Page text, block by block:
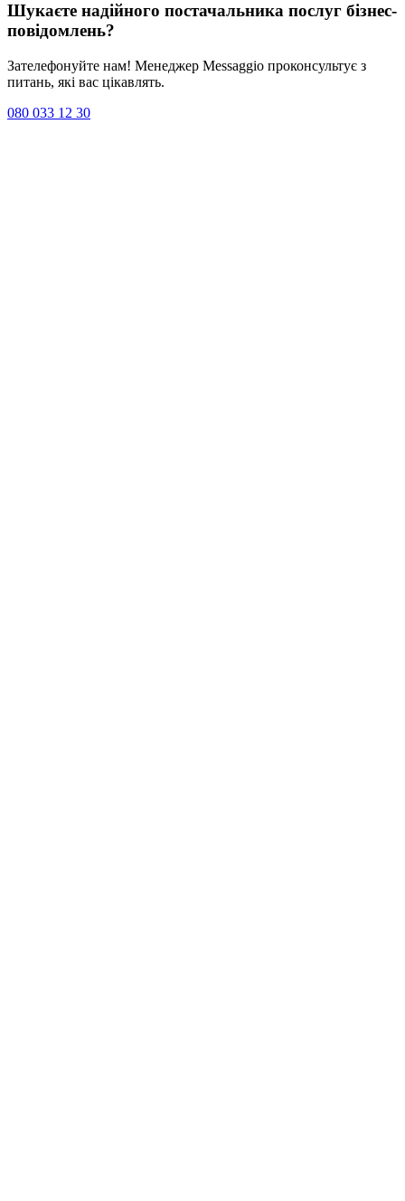
Шукаєте надійного постачальника послуг бізнес-
повідомлень?
Зателефонуйте нам! Менеджер Messaggio проконсультує з
питань, які вас цікавлять.
080 033 12 30